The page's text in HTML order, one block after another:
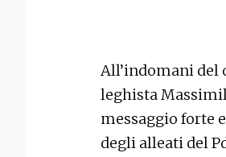
All’indomani del
leghista
messaggio forte
degli alleati del